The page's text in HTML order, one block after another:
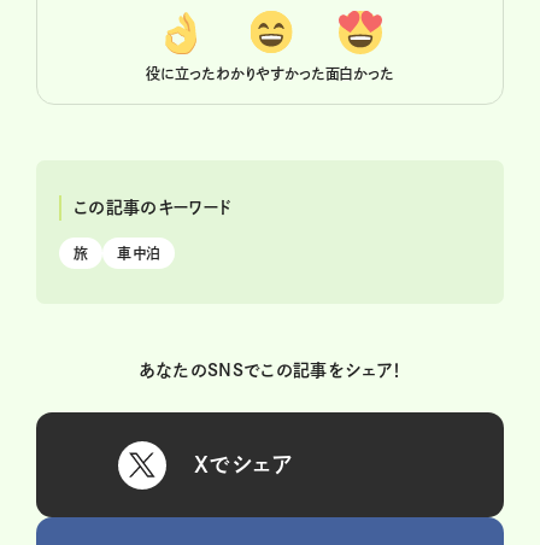
役に立ったわかりやすかった面白かった
この記事のキーワード
旅 車中泊
あなたのSNSでこの記事をシェア！
Xでシェア